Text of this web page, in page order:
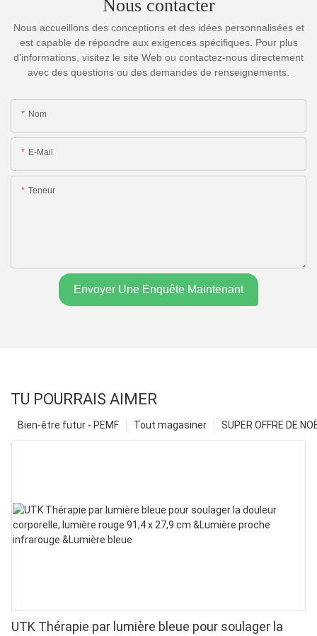
Nous contacter
Nous accueillons des conceptions et des idées personnalisées et
est capable de répondre aux exigences spécifiques. Pour plus
d'informations, visitez le site Web ou contactez-nous directement
avec des questions ou des demandes de renseignements.
Nom
E-Mail
Teneur
Envoyer Une Enquête Maintenant
TU POURRAIS AIMER
SUPER OFFRE DE
Tout magasiner
Bien-être futur - PEMF
UTK Thérapie par lumière bleue pour soulager la